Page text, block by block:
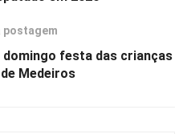
postagem
festa das crianças
Medeiros